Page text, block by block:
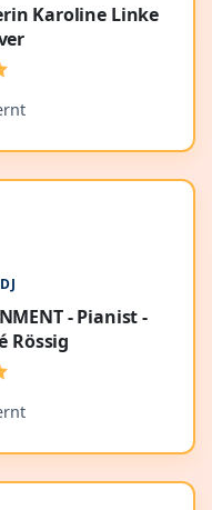
Karoline Linke
- Pianist -
Rössig